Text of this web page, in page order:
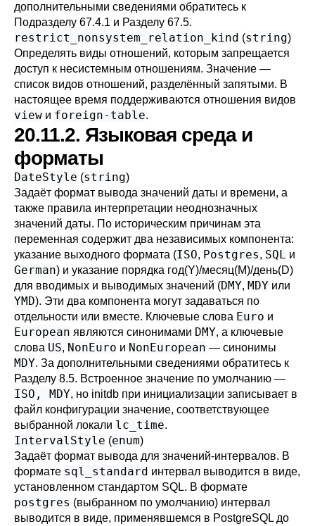
дополнительными сведениями обратитесь к
Подразделу 67.4.1 и Разделу 67.5.
restrict_nonsystem_relation_kind (string)
Определять виды отношений, которым запрещается
доступ к несистемным отношениям. Значение —
список видов отношений, разделённый запятыми. В
настоящее время поддерживаются отношения видов
view и foreign-table.
20.11.2. Языковая среда и
форматы
DateStyle (string)
Задаёт формат вывода значений даты и времени, а
также правила интерпретации неоднозначных
значений даты. По историческим причинам эта
переменная содержит два независимых компонента:
указание выходного формата (ISO, Postgres, SQL и
German) и указание порядка год(Y)/месяц(M)/день(D)
для вводимых и выводимых значений (DMY, MDY или
YMD). Эти два компонента могут задаваться по
отдельности или вместе. Ключевые слова Euro и
European являются синонимами DMY, а ключевые
слова US, NonEuro и NonEuropean — синонимы
MDY. За дополнительными сведениями обратитесь к
Разделу 8.5. Встроенное значение по умолчанию —
ISO, MDY, но initdb при инициализации записывает в
файл конфигурации значение, соответствующее
выбранной локали lc_time.
IntervalStyle (enum)
Задаёт формат вывода для значений-интервалов. В
формате sql_standard интервал выводится в виде,
установленном стандартом SQL. В формате
postgres (выбранном по умолчанию) интервал
выводится в виде, применявшемся в PostgreSQL до